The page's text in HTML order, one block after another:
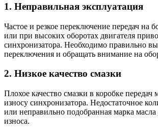
1. Неправильная эксплуатация
Частое и резкое переключение передач на
или при высоких оборотах двигателя
синхронизатора. Необходимо правильно
переключения и обращать внимание на
2. Низкое качество смазки
Плохое качество смазки в коробке передач
износу синхронизатора. Недостаточное
или неправильно подобранная марка
износа.